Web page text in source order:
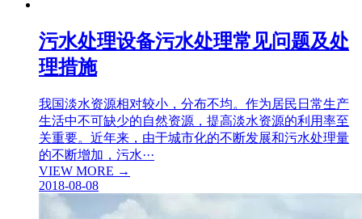
污水处理设备污水处理常见问题及处
理措施
我国淡水资源相对较小，分布不均。作为居民日常生产
生活中不可缺少的自然资源，提高淡水资源的利用率至
关重要。近年来，由于城市化的不断发展和污水处理量
的不断增加，污水···
VIEW MORE →
2018-08-08